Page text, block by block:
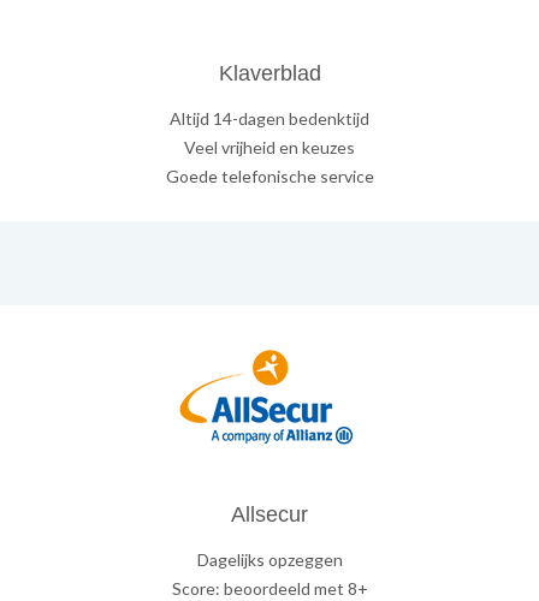
Klaverblad
Altijd 14-dagen bedenktijd
Veel vrijheid en keuzes
Goede telefonische service
Allsecur
Dagelijks opzeggen
Score: beoordeeld met 8+